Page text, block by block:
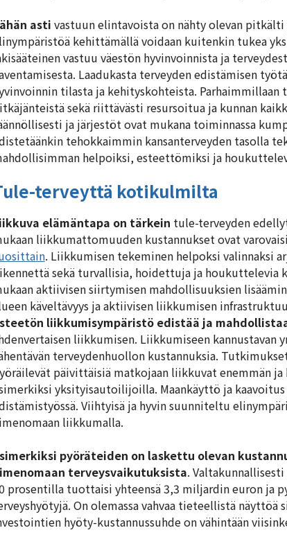
asti vastuun elintavoista on nähty olevan
kehittämällä voidaan kuitenkin tukea
vastuu väestön hyvinvoinnista ja
Laadukasta terveyden edistämisen
tilasta ja kehityskohteista.
sekä riittävästi resursoitua ja kunnan
ja järjestöt ovat mukana toiminnassa
tehokkaimmin kansanterveyden tasolla
helpoiksi, esteettömiksi ja
terveyttä kotikulmilta
elämäntapa on tärkein tule-terveyden
liikkumattomuuden kustannukset ovat
. Liikkumisen tekeminen helpoksi valinnaksi
sekä turvallisia, hoidettuja ja houkuttelevia
aktiivisen siirtymisen mahdollisuuksien
käveltävyys ja aktiivisen liikkumisen
liikkumisympäristö edistää ja
liikkumisen. Liikkumiseen kannustavan
terveydenhuollon kustannuksia.
päivittäisiä matkojaan liikkuvat enemmän
yksityisautoilijoilla. Maankäyttö ja
Viihtyisä ja hyvin suunniteltu
liikkumalla.
pyöräteiden on laskettu olevan
terveysvaikutuksista.
prosentilla tuottaisi yhteensä 3,3 miljardin euron ja
On olemassa vahvaa tieteellistä
hyöty-kustannussuhde on vähintään